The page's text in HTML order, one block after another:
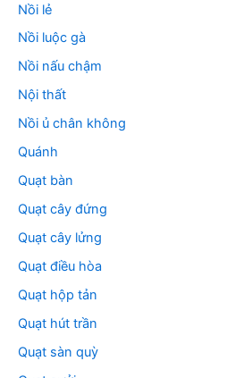
Nồi lẻ
Nồi luộc gà
Nồi nấu chậm
Nội thất
Nồi ủ chân không
Quánh
Quạt bàn
Quạt cây đứng
Quạt cây lửng
Quạt điều hòa
Quạt hộp tản
Quạt hút trần
Quạt sàn quỳ